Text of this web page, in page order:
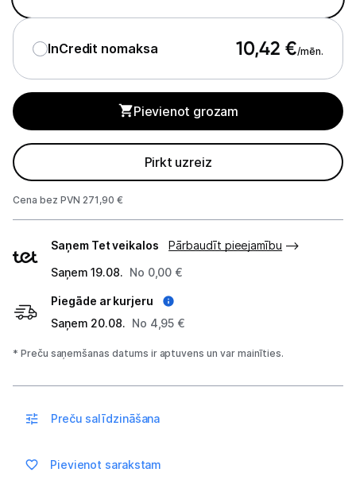
Tvaika gludināšanas sistēmas
Tvaika gludekļi
Kafijas pagatavošana
Mazā virtuves tehnika
Klimata iekārtas
Apģērbu kopšana
Skaistumkopšana
Sports un atpūta
Ražotāju atjaunota tehnika
InCredit nomaksa 10,42 €/mēn.
Pievienot grozam
Pirkt uzreiz
Cena bez PVN 271,90 €
veidi
Saņem Tet veikalos
Pārbaudīt pieejamību
Saņem 19.08. No 0,00 €
Piegāde ar kurjeru
Saņem 20.08. No 4,95 €
* Preču saņemšanas datums ir aptuvens un var mainīties.
Preču salīdzināšana
Pievienot sarakstam